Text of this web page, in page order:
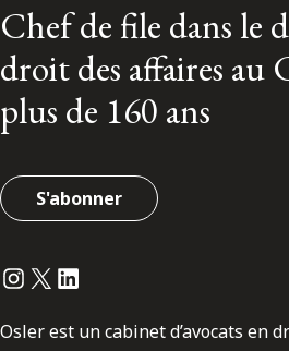
Chef de file dans le
droit des affaires au
plus de 160 ans
S'abonner
Instagram
Twitter
LinkedIn
Osler est un cabinet d’avocats en